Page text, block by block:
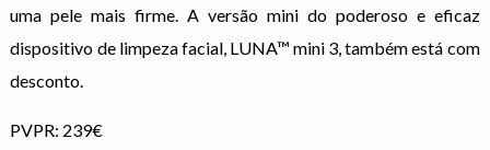
uma pele mais firme. A versão mini do poderoso e eficaz
dispositivo de limpeza facial, LUNA™ mini 3, também está com
desconto.
PVPR: 239€